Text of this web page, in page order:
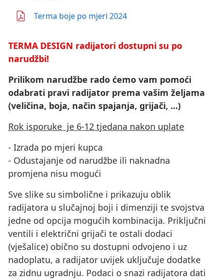
Terma boje po mjeri 2024
TERMA DESIGN radijatori dostupni su po
narudžbi!
Prilikom narudžbe rado ćemo vam pomoći
odabrati pravi radijator prema vašim željama
(veličina, boja, način spajanja, grijači, ...)
Rok isporuke je 6-12 tjedana nakon uplate
- Izrada po mjeri kupca
- Odustajanje od narudžbe ili naknadna
promjena nisu mogući
Sve slike su simbolične i prikazuju oblik
radijatora u slučajnoj boji i dimenziji te svojstva
jedne od opcija mogućih kombinacija. Priključni
ventili i električni grijači te ostali dodaci
(vješalice) obično su dostupni odvojeno i uz
nadoplatu, a radijator uvijek uključuje dodatke
za zidnu ugradnju. Podaci o snazi ​​radijatora dati